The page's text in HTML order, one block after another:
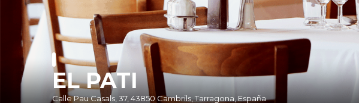
EL PATI
Calle Pau Casals, 37, 43850 Cambrils, Tarragona, España